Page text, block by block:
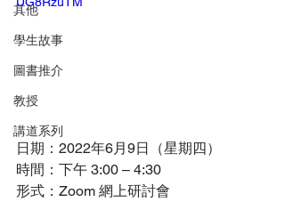
其他
學生故事
圖書推介
教授
講道系列
日期：​2022年6月9日（星期四）
時間：​下午 3:00 – 4:30
形式：​Zoom 網上研討會